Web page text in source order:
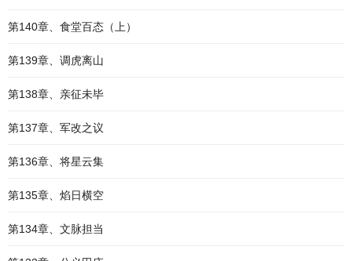
第140章、食堂百态（上）
第139章、调虎离山
第138章、亲征未毕
第137章、军改之议
第136章、将星云集
第135章、焰日横空
第134章、文脉担当